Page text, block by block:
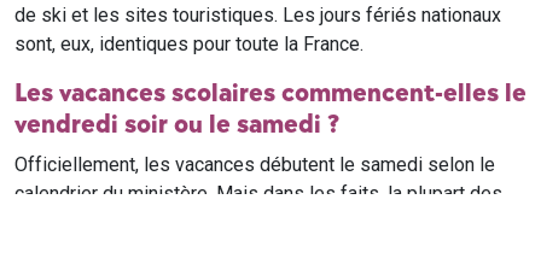
de ski et les sites touristiques. Les jours fériés nationaux
sont, eux, identiques pour toute la France.
Les vacances scolaires commencent-elles le
vendredi soir ou le samedi ?
Officiellement, les vacances débutent le samedi selon le
calendrier du ministère. Mais dans les faits, la plupart des